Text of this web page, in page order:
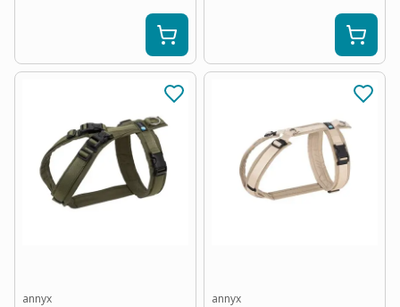
annyx annyx